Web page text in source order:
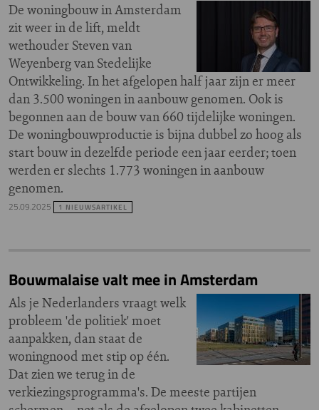
De woningbouw in Amsterdam
zit weer in de lift, meldt
wethouder Steven van
Weyenberg van Stedelijke
Ontwikkeling. In het afgelopen half jaar zijn er meer
dan 3.500 woningen in aanbouw genomen. Ook is
begonnen aan de bouw van 660 tijdelijke woningen.
De woningbouwproductie is bijna dubbel zo hoog als
start bouw in dezelfde periode een jaar eerder; toen
werden er slechts 1.773 woningen in aanbouw
genomen.
25.09.2025 1 NIEUWSARTIKEL
Bouwmalaise valt mee in Amsterdam
Als je Nederlanders vraagt welk
probleem 'de politiek' moet
aanpakken, dan staat de
woningnood met stip op één.
Dat zien we terug in de
verkiezingsprogramma's. De meeste partijen